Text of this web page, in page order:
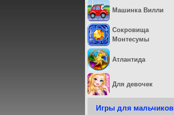
Машинка Вилли
Сокровища
Монтесумы
Атлантида
Для девочек
Игры для мальчиков